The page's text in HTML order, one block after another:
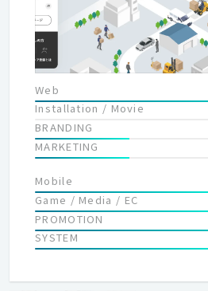
Web
Installation / Movie
BRANDING
MARKETING
Mobile
Game / Media / EC
PROMOTION
SYSTEM